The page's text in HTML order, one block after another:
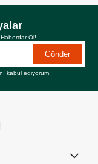
Ol!
Gönder
kabul ediyorum.